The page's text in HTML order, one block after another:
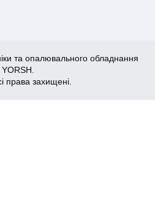
та опалювального обладнання
YORSH.
права захищені.